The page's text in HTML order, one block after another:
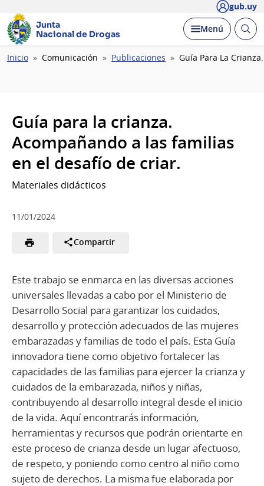
gub.uy
Junta
Nacional de Drogas
Desplegar
Menú Abrir
Ruta
Inicio Comunicación Publicaciones Guía Para La
Guía para la crianza.
Acompañando a las familias
en el desafío de criar.
Materiales didácticos
11/01/2024
Compartir
Este trabajo se enmarca en las diversas acciones
universales llevadas a cabo por el Ministerio de
Desarrollo Social para garantizar los cuidados,
desarrollo y protección adecuados de las mujeres
embarazadas y familias de todo el país. Esta Guía
innovadora tiene como objetivo fortalecer las
capacidades de las familias para ejercer la crianza y
cuidados de la embarazada, niños y niñas,
contribuyendo al desarrollo integral desde el inicio
de la vida. Aquí encontrarás información,
herramientas y recursos que podrán orientarte en
este proceso de crianza desde un lugar afectuoso,
de respeto, y poniendo como centro al niño como
sujeto de derechos. La misma fue elaborada por